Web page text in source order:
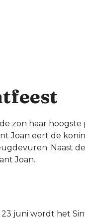
zon haar
Joan eert de
Naast
Joan.
juni wordt het